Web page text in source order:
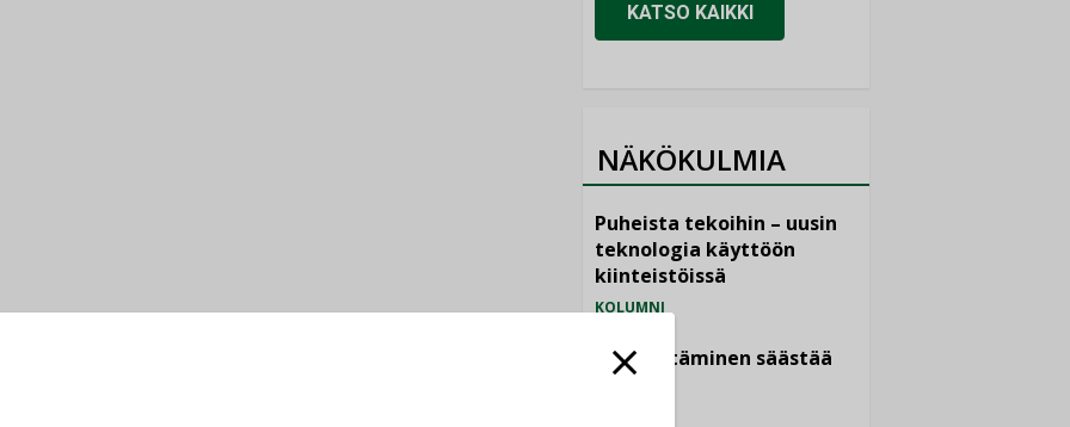
KATSO KAIKKI
NÄKÖKULMIA
Puheista tekoihin – uusin
teknologia käyttöön
kiinteistöissä
KOLUMNI
Sähköistäminen säästää